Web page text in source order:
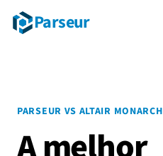
Parseur
PARSEUR VS ALTAIR MONARCH